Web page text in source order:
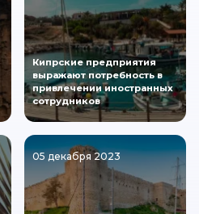
Кипрские предприятия
выражают потребность в
привлечении иностранных
сотрудников
05 декабря 2023